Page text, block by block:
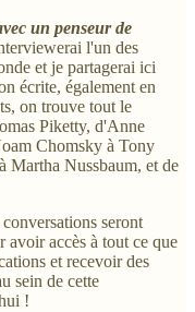
un penseur de
l'un des
et je partagerai ici
écrite, également en
on trouve tout le
Piketty, d'Anne
Chomsky à Tony
Nussbaum, et de
seront
avoir accès à tout ce que
et recevoir des
sein de cette
!